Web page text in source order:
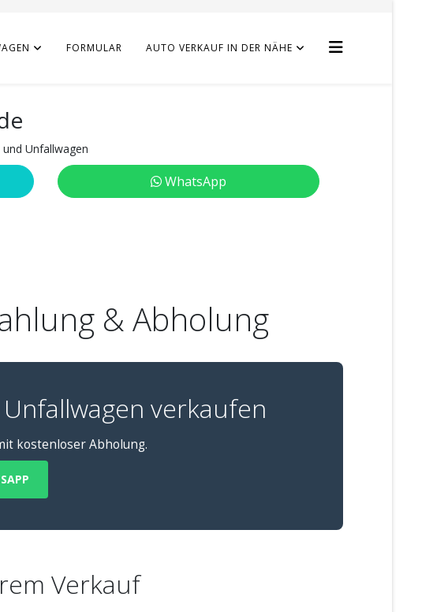
FORMULAR AUTO VERKAUF IN DER NÄHE
Unfallwagen
WhatsApp
& Abholung
verkaufen
kostenloser Abholung.
Verkauf